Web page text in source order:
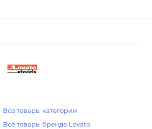
Все товары категории
Все товары бренда Lovato